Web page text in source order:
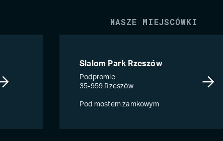
NASZE MIEJSCÓWKI
Slalom Park Rzeszów
Podpromie
35-959 Rzeszów
Pod mostem zamkowym